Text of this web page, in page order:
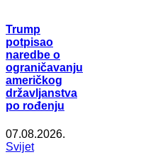
Trump
potpisao
naredbe o
ograničavanju
američkog
državljanstva
po rođenju
07.08.2026.
Svijet